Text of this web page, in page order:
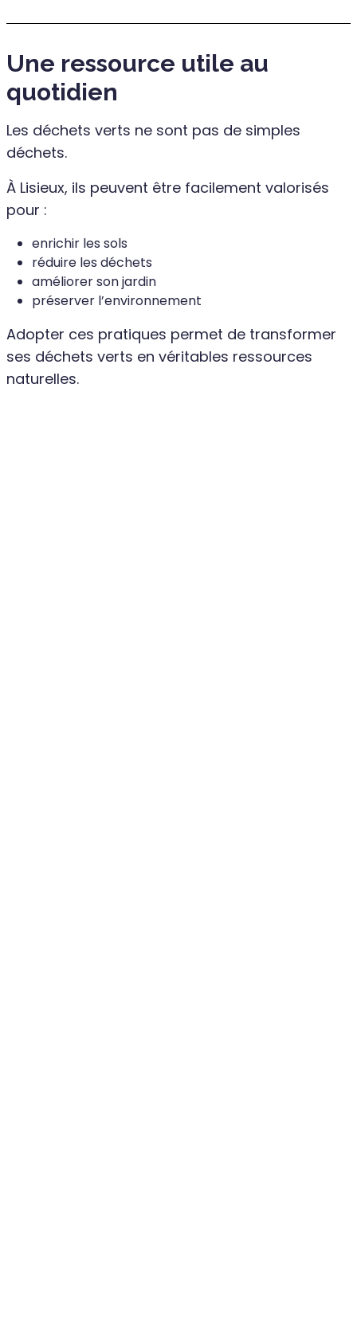
Une ressource utile au
quotidien
Les déchets verts ne sont pas de simples
déchets.
À Lisieux, ils peuvent être facilement valorisés
pour :
enrichir les sols
réduire les déchets
améliorer son jardin
préserver l’environnement
Adopter ces pratiques permet de transformer
ses déchets verts en véritables ressources
naturelles.